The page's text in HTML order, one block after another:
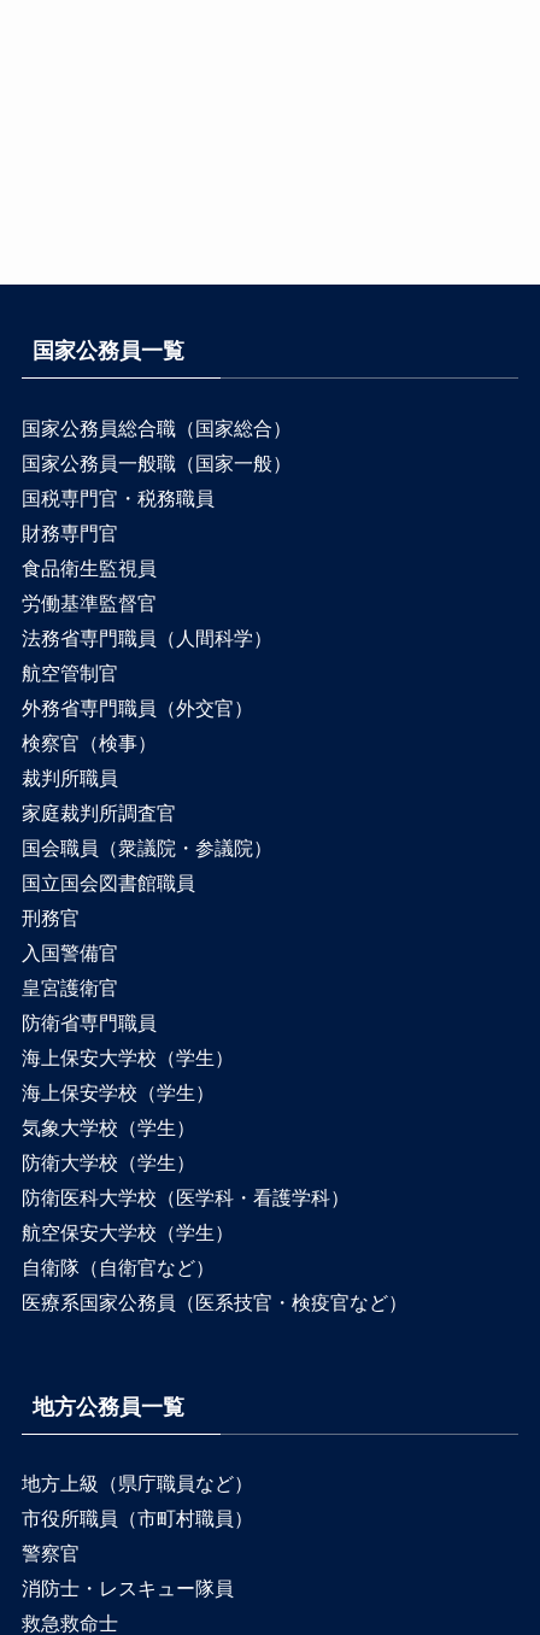
国家公務員一覧
国家公務員総合職（国家総合）
国家公務員一般職（国家一般）
国税専門官・税務職員
財務専門官
食品衛生監視員
労働基準監督官
法務省専門職員（人間科学）
航空管制官
外務省専門職員（外交官）
検察官（検事）
裁判所職員
家庭裁判所調査官
国会職員（衆議院・参議院）
国立国会図書館職員
刑務官
入国警備官
皇宮護衛官
防衛省専門職員
海上保安大学校（学生）
海上保安学校（学生）
気象大学校（学生）
防衛大学校（学生）
防衛医科大学校（医学科・看護学科）
航空保安大学校（学生）
自衛隊（自衛官など）
医療系国家公務員（医系技官・検疫官など）
地方公務員一覧
地方上級（県庁職員など）
市役所職員（市町村職員）
警察官
消防士・レスキュー隊員
救急救命士